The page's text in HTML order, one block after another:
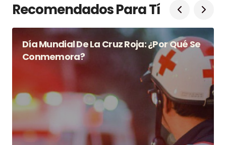
Recomendados Para Tí
Día Mundial De La Cruz Roja: ¿Por Qué Se
Conmemora?